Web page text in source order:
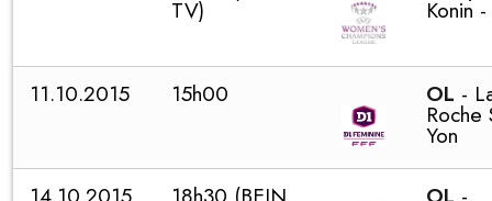
TV) Konin -
11.10.2015 15h00 OL -
Roche
Yon